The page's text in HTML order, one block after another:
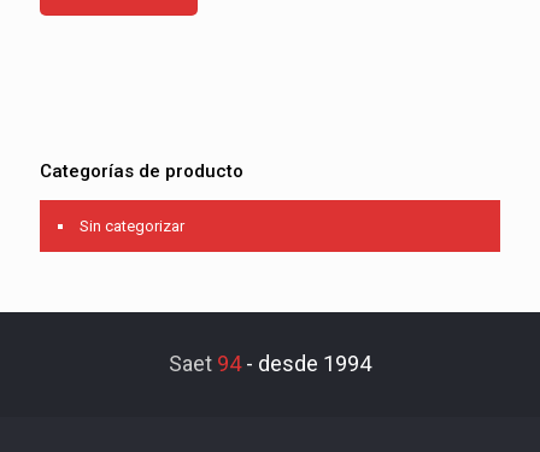
Categorías de producto
Sin categorizar
Saet 94- desde 1994